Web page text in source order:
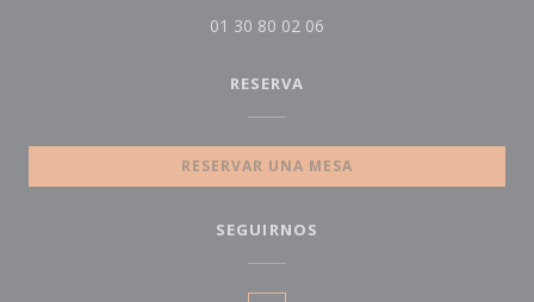
01 30 80 02 06
RESERVA
RESERVAR UNA MESA
SEGUIRNOS